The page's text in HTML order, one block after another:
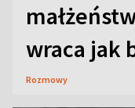
wraca jak
Rozmowy